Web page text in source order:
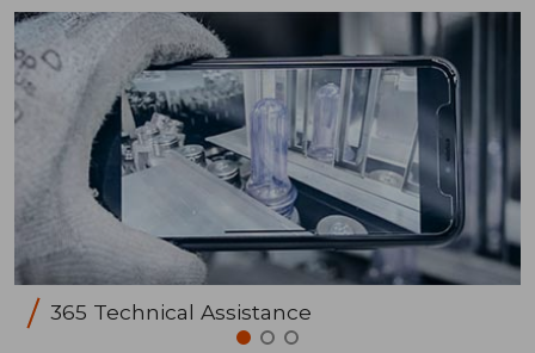
365 Technical Assistance